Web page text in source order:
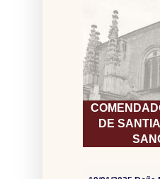
DE